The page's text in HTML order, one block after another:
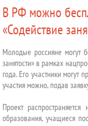
В РФ можно
«Содействие
Молодые россияне могут
занятости» в рамках
года. Его участники
участия можно, подав
Проект
образования, учащиеся